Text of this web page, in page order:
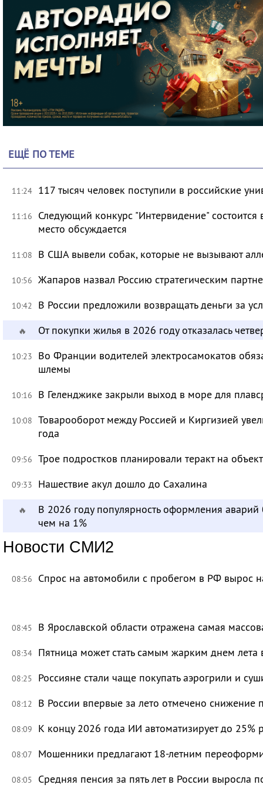
ЕЩЁ ПО ТЕМЕ
11:24 117 тысяч человек поступили в российские
11:16
Следующий конкурс "Интервидение" состоится
место обсуждается
11:08 В США вывели собак, которые не вызывают
10:56 Жапаров назвал Россию стратегическим
10:42 В России предложили возвращать деньги за
🔥 От покупки жилья в 2026 году отказалась
10:23
Во Франции водителей электросамокатов
шлемы
10:16 В Геленджике закрыли выход в море для
10:08 Товарооборот между Россией и Киргизией
года
09:56 Трое подростков планировали теракт на
09:33 Нашествие акул дошло до Сахалина
🔥
В 2026 году популярность оформления
чем на 1%
Новости СМИ2
08:56 Спрос на автомобили с пробегом в РФ вырос
08:45 В Ярославской области отражена самая
08:34 Пятница может стать самым жарким днем лета
08:25 Россияне стали чаще покупать аэрогрили и
08:12 В России впервые за лето отмечено снижение
08:09 К концу 2026 года ИИ автоматизирует до 25%
08:07 Мошенники предлагают 18-летним
08:05 Средняя пенсия за пять лет в России выросла